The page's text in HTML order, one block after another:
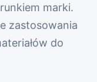
marki.
zastosowania
do